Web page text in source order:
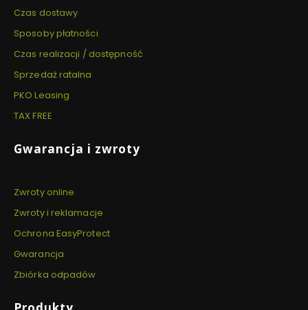
Czas dostawy
Sposoby płatności
Czas realizacji / dostępność
Sprzedaż ratalna
PKO Leasing
TAX FREE
Gwarancja i zwroty
Zwroty online
Zwroty i reklamacje
Ochrona EasyProtect
Gwarancja
Zbiórka odpadów